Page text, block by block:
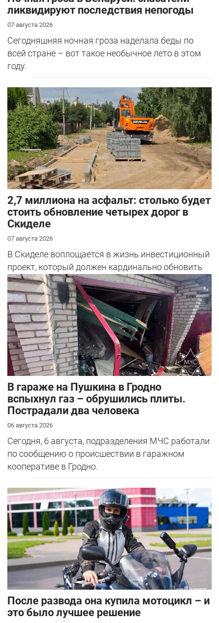
ликвидируют последствия непогоды
07 августа 2026
Сегодняшняя ночная гроза наделала беды по
всей стране – вот такое необычное лето в этом
году.
2,7 миллиона на асфальт: столько будет
стоить обновление четырех дорог в
Скиделе
07 августа 2026
В Скиделе воплощается в жизнь инвестиционный
проект, который должен кардинально обновить
облик сразу четырех улиц: Богуш...
В гараже на Пушкина в Гродно
вспыхнул газ – обрушились плиты.
Пострадали два человека
06 августа 2026
Сегодня, 6 августа, подразделения МЧС работали
по сообщению о происшествии в гаражном
кооперативе в Гродно.
После развода она купила мотоцикл – и
это было лучшее решение